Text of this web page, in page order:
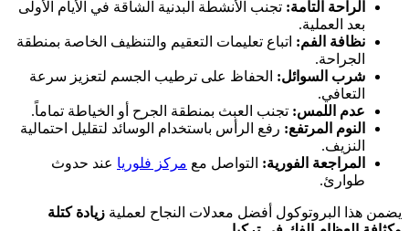
الراحة التامة: تجنب الأنشطة البدنية الشاقة في الأيام الأولى
بعد العملية.
نظافة الفم: اتباع تعليمات التعقيم والتنظيف الخاصة بمنطقة
الجراحة.
شرب السوائل: الحفاظ على ترطيب الجسم لتعزيز سرعة
التعافي.
عدم اللمس: تجنب العبث بمنطقة الجرح أو الخياطة تماماً.
النوم المرتفع: رفع الرأس باستخدام الوسائد لتقليل احتمالية
النزيف.
المراجعة الفورية: التواصل مع مركز فلوريا عند حدوث
طوارئ.
يضمن هذا البروتوكول أفضل معدلات النجاح لعملية زيادة كتلة